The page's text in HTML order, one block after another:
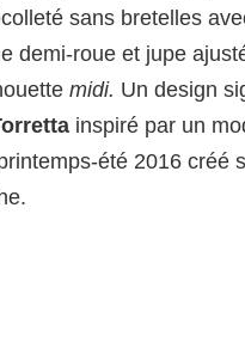
sans bretelles
demi-roue et jupe
midi. Un design
inspiré par un
été 2016 créé